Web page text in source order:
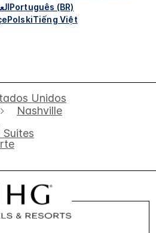
Português (BR)
PolskiTiếng Việt
Unidos
Nashville